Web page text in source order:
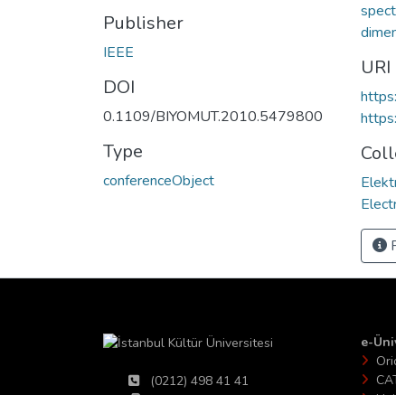
Publisher
IEEE
DOI
0.1109/BIYOMUT.2010.5479800
Type
conferenceObject
URI
(0212) 498 41 41
e-